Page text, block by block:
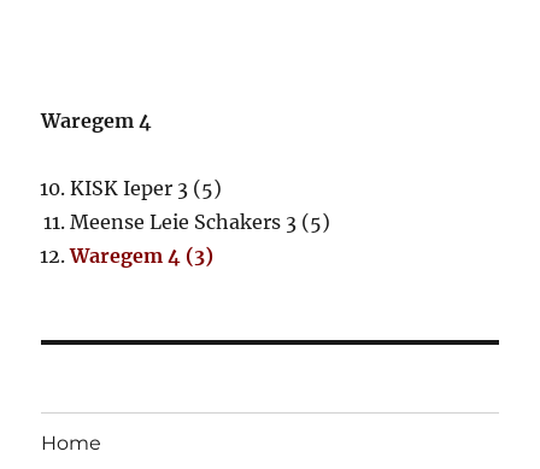
Waregem 4
KISK Ieper 3 (5)
Meense Leie Schakers 3 (5)
Waregem 4 (3)
Home